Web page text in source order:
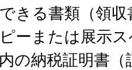
きる書類（領
ーまたは展示
の納税証明書